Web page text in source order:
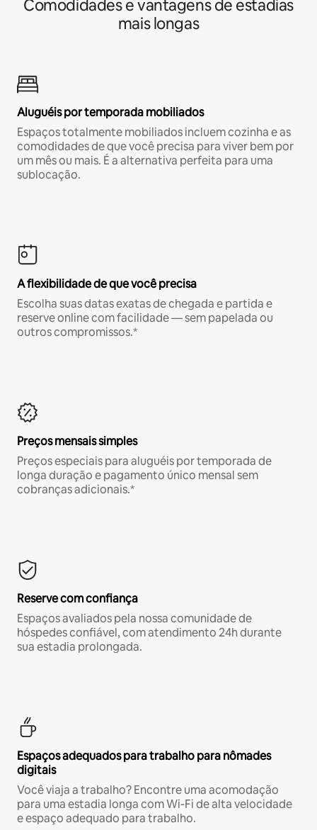
Comodidades e vantagens de estadias
mais longas
Aluguéis por temporada mobiliados
Espaços totalmente mobiliados incluem cozinha e as
comodidades de que você precisa para viver bem por
um mês ou mais. É a alternativa perfeita para uma
sublocação.
A flexibilidade de que você precisa
Escolha suas datas exatas de chegada e partida e
reserve online com facilidade — sem papelada ou
outros compromissos.*
Preços mensais simples
Preços especiais para aluguéis por temporada de
longa duração e pagamento único mensal sem
cobranças adicionais.*
Reserve com confiança
Espaços avaliados pela nossa comunidade de
hóspedes confiável, com atendimento 24h durante
sua estadia prolongada.
Espaços adequados para trabalho para nômades
digitais
Você viaja a trabalho? Encontre uma acomodação
para uma estadia longa com Wi-Fi de alta velocidade
e espaço adequado para trabalho.